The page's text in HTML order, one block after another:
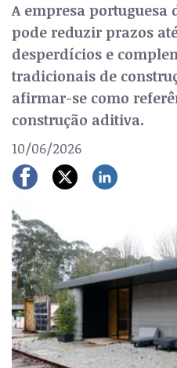
A empresa portuguesa
pode reduzir prazos
desperdícios e
tradicionais de
afirmar-se como
construção aditiva.
10/06/2026